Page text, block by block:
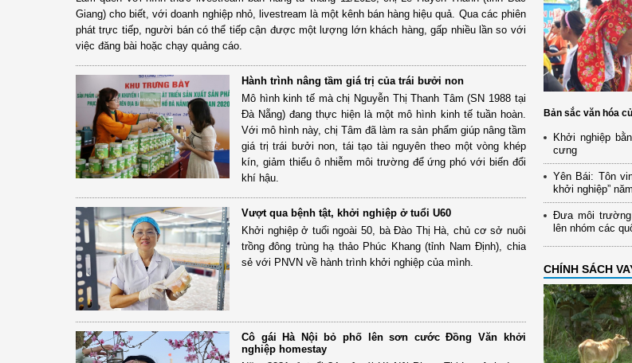
Giang) cho biết, với doanh nghiệp nhỏ, livestream là một kênh bán hàng hiệu quả. Qua các phiên
phát trực tiếp, người bán có thể tiếp cận được một lượng lớn khách hàng, gấp nhiều lần so với
việc đăng bài hoặc chạy quảng cáo.
Hành trình nâng tầm giá trị của trái bưởi non
Mô hình kinh tế mà chị Nguyễn Thị Thanh Tâm (SN 1988 tại
Đà Nẵng) đang thực hiện là một mô hình kinh tế tuần hoàn.
Với mô hình này, chị Tâm đã làm ra sản phẩm giúp nâng tầm
giá trị trái bưởi non, tái tạo tài nguyên theo một vòng khép
kín, giảm thiểu ô nhiễm môi trường để ứng phó với biến đổi
khí hậu.
Vượt qua bệnh tật, khởi nghiệp ở tuổi U60
Khởi nghiệp ở tuổi ngoài 50, bà Đào Thị Hà, chủ cơ sở nuôi
trồng đông trùng hạ thảo Phúc Khang (tỉnh Nam Định), chia
sẻ với PNVN về hành trình khởi nghiệp của mình.
Cô gái Hà Nội bỏ phố lên sơn cước Đồng Văn khởi
nghiệp homestay
Bản sắc văn hóa
Khởi nghiệp
cưng
Yên Bái: Tôn
khởi nghiệp”
Đưa môi
lên nhóm các
CHÍNH SÁCH